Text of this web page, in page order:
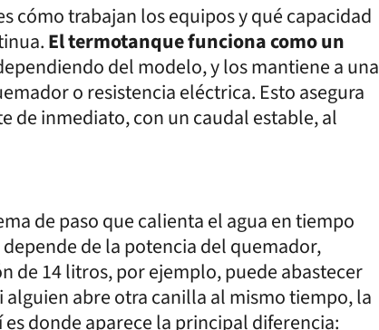
cómo trabajan los equipos y qué capacidad
El termotanque funciona como un
del modelo, y los mantiene a una
o resistencia eléctrica. Esto asegura
de inmediato, con un caudal estable, al
de paso que calienta el agua en tiempo
de la potencia del quemador,
de 14 litros, por ejemplo, puede abastecer
abre otra canilla al mismo tiempo, la
donde aparece la principal diferencia: